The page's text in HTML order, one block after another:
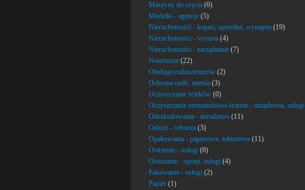
Maszyny do szycia (0)
Modelki - agencje (5)
Nieruchomości - kupno, sprzedaż, wynajem (19)
Nieruchomości - wycena (4)
Nieruchomości - zarządzanie (7)
Notariusze (22)
Obsługa cudzoziemców (2)
Ochrona osób, mienia (3)
Oczyszczanie ścieków (0)
Oczyszczanie strumieniowo-ścierne - urządzenia, usługi
Odszkodowania - doradztwo (11)
Odzież - robocza (3)
Opakowania - papierowe, tekturowe (11)
Ostrzenie - usługi (0)
Osuszanie - sprzęt, usługi (4)
Pakowanie - usługi (2)
Papier (1)